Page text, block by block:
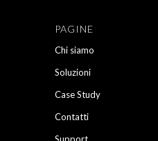
PAGINE
Chi siamo
Soluzioni
Case Study
Contatti